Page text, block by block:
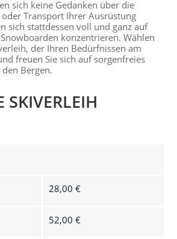
sich keine Gedanken über die
Transport Ihrer Ausrüstung
sich stattdessen voll und ganz auf
konzentrieren. Wählen
der Ihren Bedürfnissen am
freuen Sie sich auf sorgenfreies
Bergen.
SKIVERLEIH
28,00 €
52,00 €